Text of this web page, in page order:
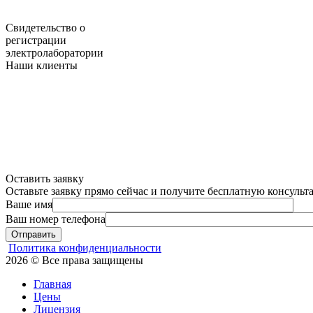
Свидетельство о
регистрации
электролаборатории
Наши клиенты
Оставить заявку
Оставьте заявку прямо сейчас и получите бесплатную
Ваше имя
Ваш номер телефона
Отправить
Политика конфиденциальности
2026 © Все права защищены
Главная
Цены
Лицензия